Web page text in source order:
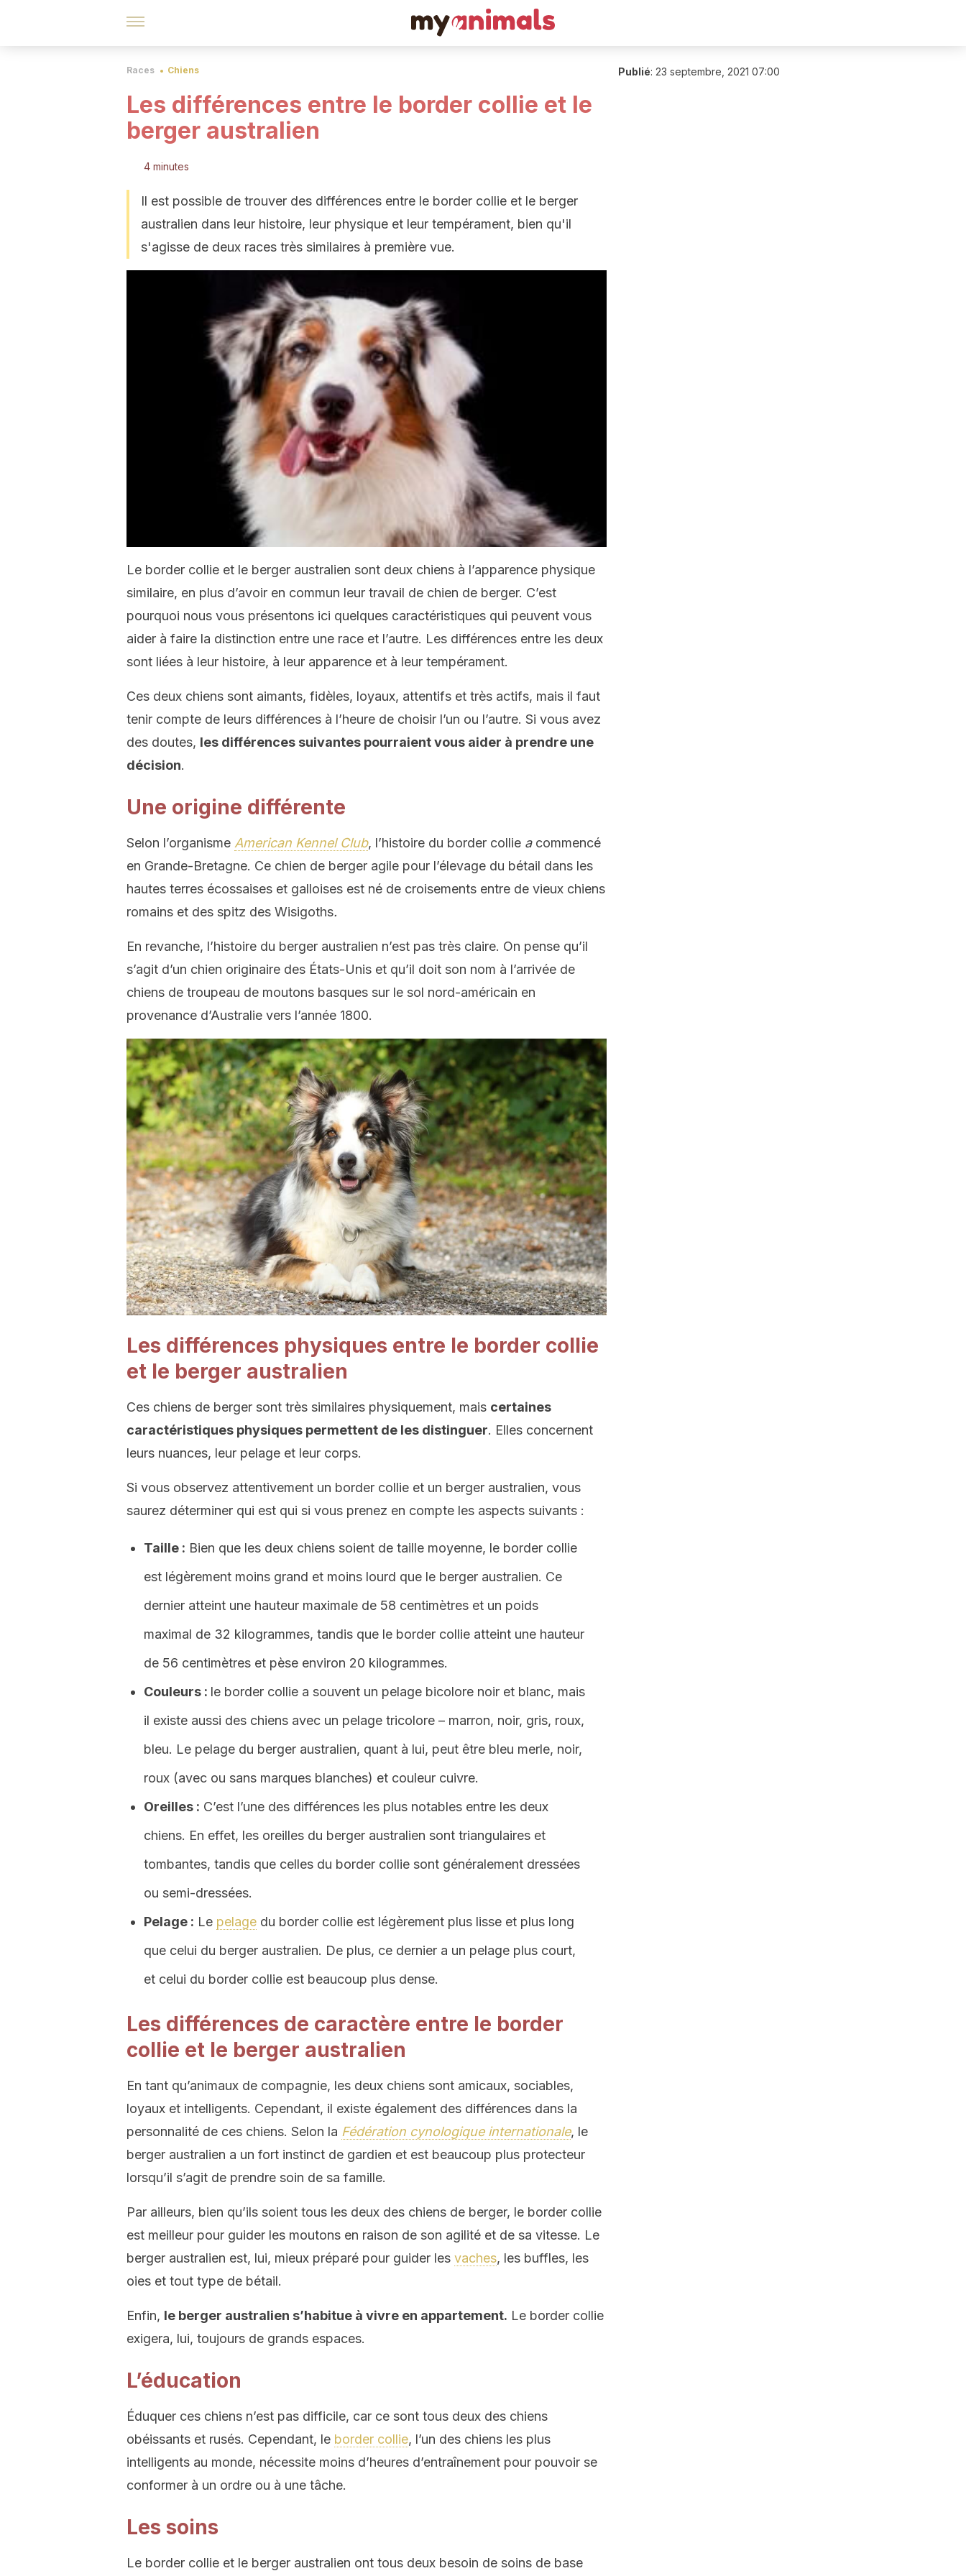
Races Chiens
Les différences entre le border collie et le
berger australien
4 minutes
Il est possible de trouver des différences entre le border collie et le berger
australien dans leur histoire, leur physique et leur tempérament, bien qu'il
s'agisse de deux races très similaires à première vue.
Le border collie et le berger australien sont deux chiens à l’apparence physique
similaire, en plus d’avoir en commun leur travail de chien de berger. C’est
pourquoi nous vous présentons ici quelques caractéristiques qui peuvent vous
aider à faire la distinction entre une race et l’autre. Les différences entre les deux
sont liées à leur histoire, à leur apparence et à leur tempérament.
Ces deux chiens sont aimants, fidèles, loyaux, attentifs et très actifs, mais il faut
tenir compte de leurs différences à l’heure de choisir l’un ou l’autre. Si vous avez
des doutes, les différences suivantes pourraient vous aider à prendre une
décision.
Une origine différente
Selon l’organisme American Kennel Club, l’histoire du border collie acommencé
en Grande-Bretagne. Ce chien de berger agile pour l’élevage du bétail dans les
hautes terres écossaises et galloises est né de croisements entre de vieux chiens
romains et des spitz des Wisigoths.
En revanche, l’histoire du berger australien n’est pas très claire. On pense qu’il
s’agit d’un chien originaire des États-Unis et qu’il doit son nom à l’arrivée de
chiens de troupeau de moutons basques sur le sol nord-américain en
provenance d’Australie vers l’année 1800.
Les différences physiques entre le border collie
et le berger australien
Ces chiens de berger sont très similaires physiquement, mais certaines
caractéristiques physiques permettent de les distinguer. Elles concernent
leurs nuances, leur pelage et leur corps.
Si vous observez attentivement un border collie et un berger australien, vous
saurez déterminer qui est qui si vous prenez en compte les aspects suivants :
Taille : Bien que les deux chiens soient de taille moyenne, le border collie
est légèrement moins grand et moins lourd que le berger australien. Ce
dernier atteint une hauteur maximale de 58 centimètres et un poids
maximal de 32 kilogrammes, tandis que le border collie atteint une hauteur
de 56 centimètres et pèse environ 20 kilogrammes.
Couleurs : le border collie a souvent un pelage bicolore noir et blanc, mais
il existe aussi des chiens avec un pelage tricolore – marron, noir, gris, roux,
bleu. Le pelage du berger australien, quant à lui, peut être bleu merle, noir,
roux (avec ou sans marques blanches) et couleur cuivre.
Oreilles : C’est l’une des différences les plus notables entre les deux
chiens. En effet, les oreilles du berger australien sont triangulaires et
tombantes, tandis que celles du border collie sont généralement dressées
ou semi-dressées.
Pelage : Le pelage du border collie est légèrement plus lisse et plus long
que celui du berger australien. De plus, ce dernier a un pelage plus court,
et celui du border collie est beaucoup plus dense.
Les différences de caractère entre le border
collie et le berger australien
En tant qu’animaux de compagnie, les deux chiens sont amicaux, sociables,
loyaux et intelligents. Cependant, il existe également des différences dans la
personnalité de ces chiens. Selon la Fédération cynologique internationale, le
berger australien a un fort instinct de gardien et est beaucoup plus protecteur
lorsqu’il s’agit de prendre soin de sa famille.
Par ailleurs, bien qu’ils soient tous les deux des chiens de berger, le border collie
est meilleur pour guider les moutons en raison de son agilité et de sa vitesse. Le
berger australien est, lui, mieux préparé pour guider les vaches, les buffles, les
oies et tout type de bétail.
Enfin, le berger australien s’habitue à vivre en appartement. Le border collie
exigera, lui, toujours de grands espaces.
L’éducation
Éduquer ces chiens n’est pas difficile, car ce sont tous deux des chiens
obéissants et rusés. Cependant, le border collie, l’un des chiens les plus
intelligents au monde, nécessite moins d’heures d’entraînement pour pouvoir se
conformer à un ordre ou à une tâche.
Les soins
Le border collie et le berger australien ont tous deux besoin de soins de base
Publié: 23 septembre, 2021 07:00